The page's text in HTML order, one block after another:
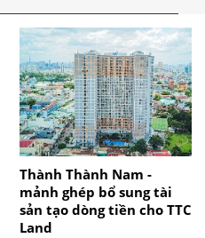
Thành Thành Nam -
mảnh ghép bổ sung tài
sản tạo dòng tiền cho TTC
Land